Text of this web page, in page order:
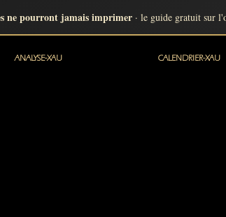
ne pourront jamais imprimer · le guide gratuit sur
ANALYSE-XAU CALENDRIER-XAU